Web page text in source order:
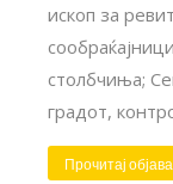
ископ за
столбчиња;
градот,
Прочитај објава